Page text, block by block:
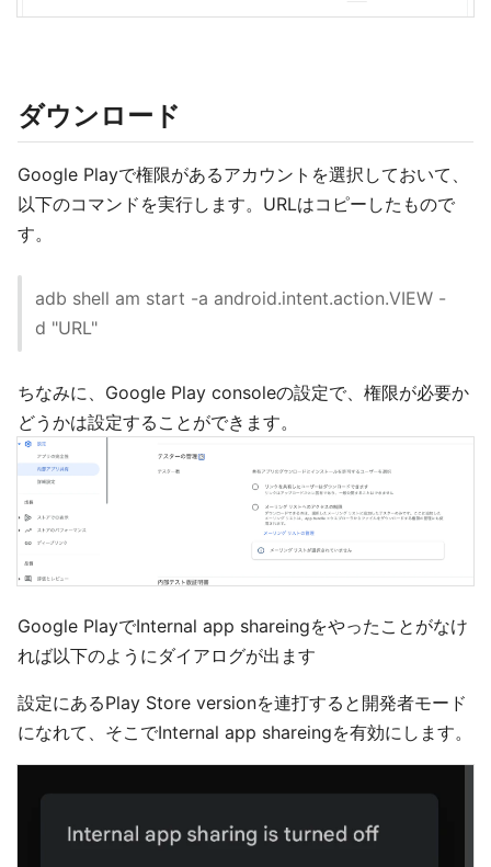
ダウンロード
Google Playで権限があるアカウントを選択しておいて、
以下のコマンドを実行します。URLはコピーしたもので
す。
adb shell am start -a android.intent.action.VIEW -
d "URL"
ちなみに、Google Play consoleの設定で、権限が必要か
どうかは設定することができます。
Google PlayでInternal app shareingをやったことがなけ
れば以下のようにダイアログが出ます
設定にあるPlay Store versionを連打すると開発者モード
になれて、そこでInternal app shareingを有効にします。